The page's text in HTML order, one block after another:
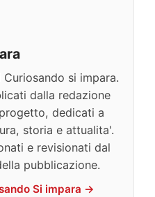
si impara.
dalla redazione
dedicati a
storia e attualita'.
e revisionati dal
pubblicazione.
Si impara →